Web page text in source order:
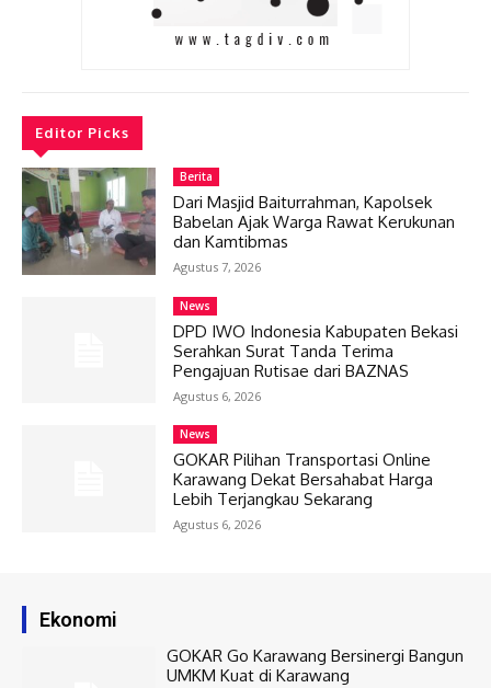
Editor Picks
Berita
Dari Masjid Baiturrahman, Kapolsek
Babelan Ajak Warga Rawat Kerukunan
dan Kamtibmas
Agustus 7, 2026
News
DPD IWO Indonesia Kabupaten Bekasi
Serahkan Surat Tanda Terima
Pengajuan Rutisae dari BAZNAS
Agustus 6, 2026
News
GOKAR Pilihan Transportasi Online
Karawang Dekat Bersahabat Harga
Lebih Terjangkau Sekarang
Agustus 6, 2026
Ekonomi
GOKAR Go Karawang Bersinergi Bangun
UMKM Kuat di Karawang